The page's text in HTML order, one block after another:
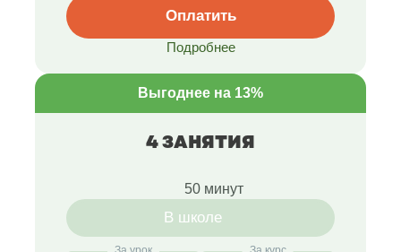
Оплатить
Подробнее
Выгоднее на 13%
4 ЗАНЯТИЯ
50 минут
В школе